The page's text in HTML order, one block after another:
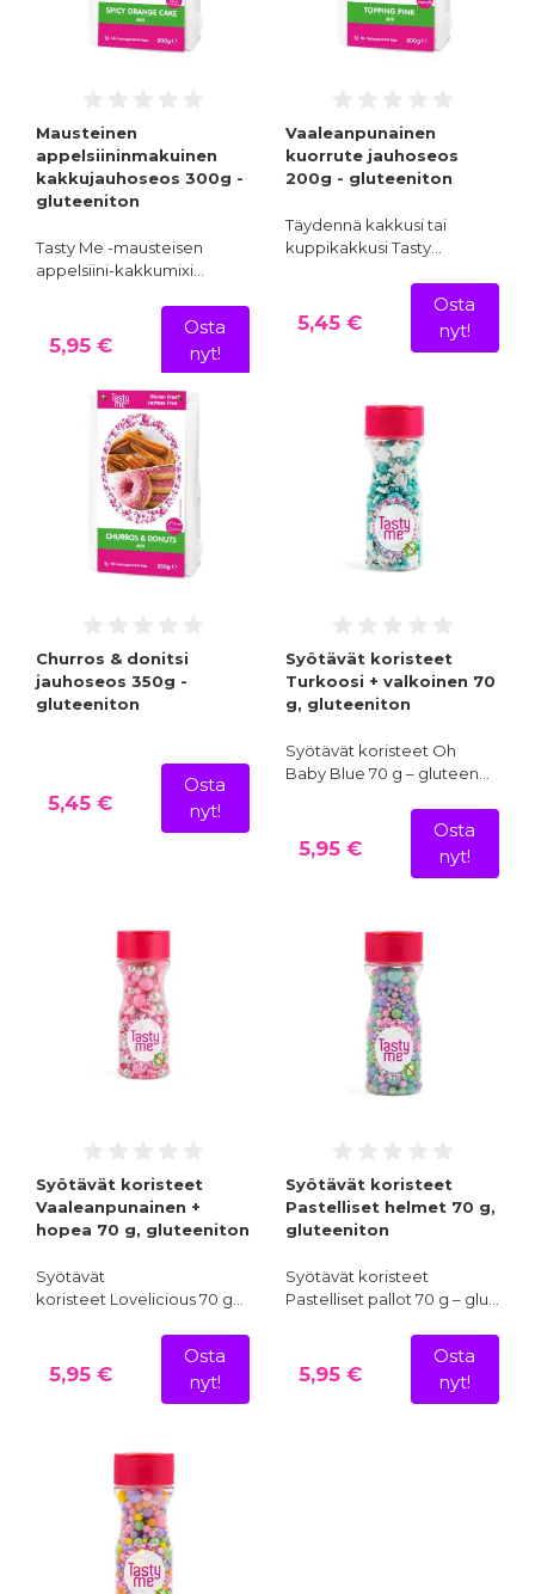
Mausteinen
appelsiininmakuinen
kakkujauhoseos 300g -
gluteeniton
Tasty Me -mausteisen
appelsiini-kakkumixi…
5,95 €
Osta
nyt!
Vaaleanpunainen
kuorrute jauhoseos
200g - gluteeniton
Täydennä kakkusi tai
kuppikakkusi Tasty…
5,45 €
Osta
nyt!
Churros & donitsi
jauhoseos 350g -
gluteeniton
5,45 €
Osta
nyt!
Syötävät koristeet
Turkoosi + valkoinen 70
g, gluteeniton
Syötävät koristeet Oh
Baby Blue 70 g – gluteen…
5,95 €
Osta
nyt!
Syötävät koristeet
Vaaleanpunainen +
hopea 70 g, gluteeniton
Syötävät
koristeet Lovelicious 70 g…
5,95 €
Osta
nyt!
Syötävät koristeet
Pastelliset helmet 70 g,
gluteeniton
Syötävät koristeet
Pastelliset pallot 70 g – glu…
5,95 €
Osta
nyt!